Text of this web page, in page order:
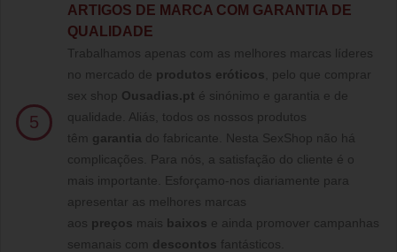
5
ARTIGOS DE MARCA COM GARANTIA DE
QUALIDADE
Trabalhamos apenas com as melhores marcas líderes
no mercado de produtos eróticos , pelo que comprar
sex shop Ousadias.pt é sinónimo e garantia e de
qualidade. Aliás, todos os nossos produtos
têm garantia do fabricante. Nesta SexShop não há
complicações. Para nós, a satisfação do cliente é o
mais importante. Esforçamo-nos diariamente para
apresentar as melhores marcas
aos preços mais baixos e ainda promover campanhas
semanais com descontos fantásticos.